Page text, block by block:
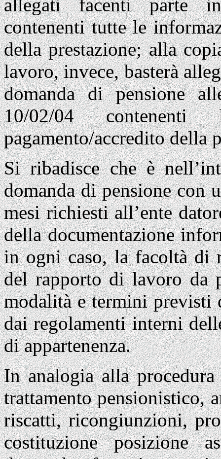
allegati facenti parte
contenenti tutte le
della prestazione; alla
lavoro, invece, basterà
domanda di pensione
10/02/04
pagamento/accredito della
Si ribadisce che è
domanda di pensione con
mesi richiesti all’ente
della documentazione
in ogni caso, la facoltà di
del rapporto di lavoro da
modalità e termini
dai regolamenti interni
di appartenenza.
In analogia alla
trattamento pensionistico,
riscatti, ricongiunzioni,
costituzione posizione